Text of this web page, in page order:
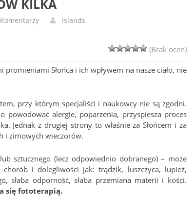
KILKA
Islands
(Brak ocen)
Słońca i ich wpływem na nasze ciało, nie
przy którym specjaliści i naukowcy nie są zgodni.
powodować alergie, poparzenia, przyspiesza proces
Jednak z drugiej strony to właśnie za Słońcem i za
i zimowych wieczorów.
sztucznego (lecz odpowiednio dobranego) – może
i dolegliwości jak: trądzik, łuszczyca, łupież,
słaba odporność, słaba przemiana materii i kości.
się fototerapią.